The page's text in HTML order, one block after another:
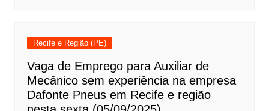
Recife e Região (PE)
Vaga de Emprego para Auxiliar de
Mecânico sem experiência na empresa
Dafonte Pneus em Recife e região